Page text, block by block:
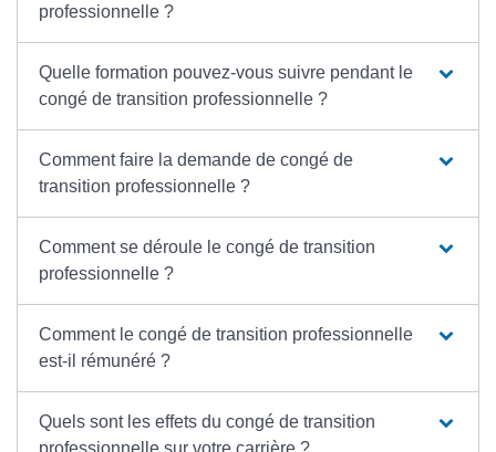
professionnelle ?
Quelle formation pouvez-vous suivre pendant le
congé de transition professionnelle ?
Comment faire la demande de congé de
transition professionnelle ?
Comment se déroule le congé de transition
professionnelle ?
Comment le congé de transition professionnelle
est-il rémunéré ?
Quels sont les effets du congé de transition
professionnelle sur votre carrière ?